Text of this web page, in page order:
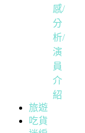
感/
分
析/
演
員
介
紹
旅遊
吃貨